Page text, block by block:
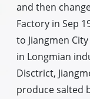
and then
Factory in Sep
to Jiangmen
in Longmian
Disctrict,
produce salted